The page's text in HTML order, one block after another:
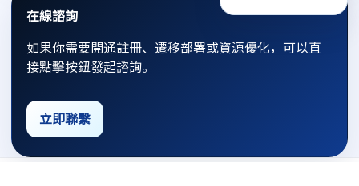
在線諮詢
如果你需要開通註冊、遷移部署或資源優化，可以直
接點擊按鈕發起諮詢。
立即聯繫